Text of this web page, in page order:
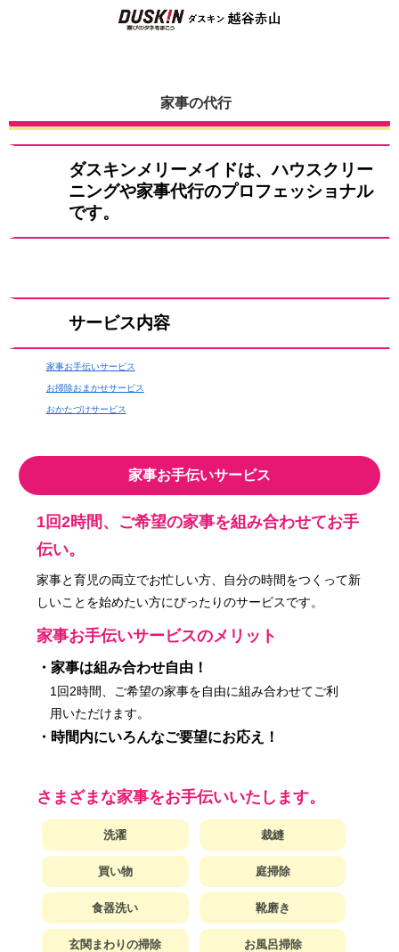
家事の代行
ダスキンメリーメイドは、ハウスクリー
ニングや家事代行のプロフェッショナル
です。
サービス内容
家事お手伝いサービス
お掃除おまかせサービス
おかたづけサービス
家事お手伝いサービス
1回2時間、ご希望の家事を組み合わせてお手
伝い。
家事と育児の両立でお忙しい方、自分の時間をつくって新
しいことを始めたい方にぴったりのサービスです。
家事お手伝いサービスのメリット
・家事は組み合わせ自由！
1回2時間、ご希望の家事を自由に組み合わせてご利
用いただけます。
・時間内にいろんなご要望にお応え！
さまざまな家事をお手伝いいたします。
洗濯 裁縫
買い物 庭掃除
食器洗い 靴磨き
玄関まわりの掃除 お風呂掃除